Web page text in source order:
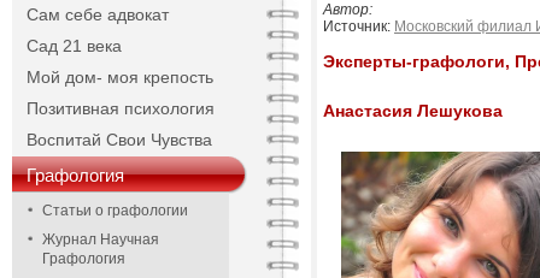
Сам себе адвокат
Сад 21 века
Мой дом- моя крепость
Позитивная психология
Воспитай Свои Чувства
Графология
Статьи о графологии
Журнал Научная
Графология
Автор:
Источник: Московский филиал
Эксперты-графологи,
Анастасия Лешукова